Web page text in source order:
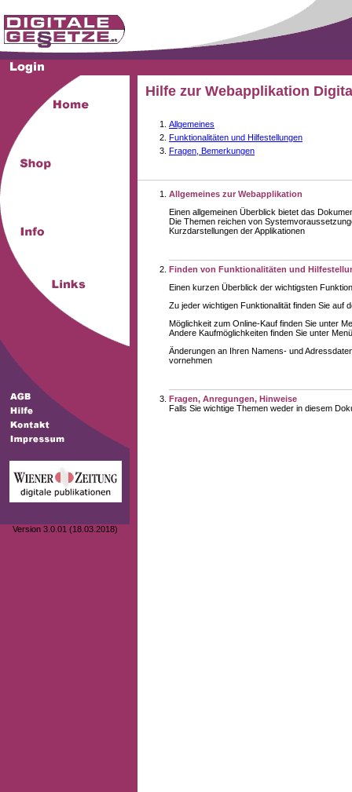
Version 3.0.01 (18.03.2018)
Hilfe zur Webapplikation
Allgemeines
Funktionalitäten und Hilfestellungen
Fragen, Bemerkungen
Allgemeines zur Webapplikation
Einen allgemeinen Überblick bietet das
Die Themen reichen von
Kurzdarstellungen der Applikationen
Finden von Funktionalitäten und
Einen kurzen Überblick der wichtigsten
Zu jeder wichtigen Funktionalität finden Sie auf
Möglichkeit zum Online-Kauf finden Sie unter
Andere Kaufmöglichkeiten finden Sie unter
Änderungen an Ihren Namens- und
vornehmen
Fragen, Anregungen, Hinweise
Falls Sie wichtige Themen weder in diesem